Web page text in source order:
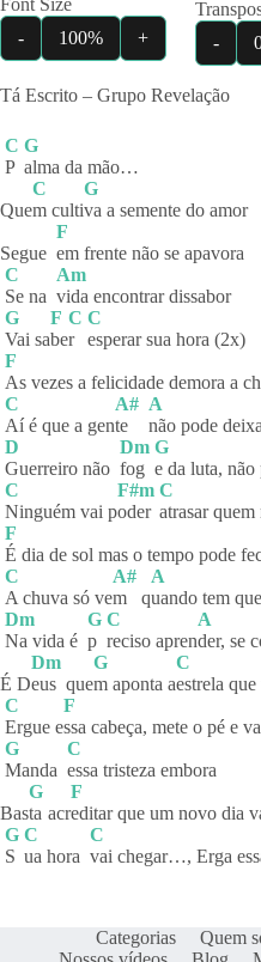
-
100% +
-
Tá Escrito – Grupo Revelação
C
P
G
alma da mão…
Que
C
m culti
G
va a semente do amor
Segue
F
em frente não se apavora
C
Se na
Am
vida encontrar dissabor
G
Vai sa
F
be
C
r
C
esperar sua hora (2x)
F
As vezes a felicidade demora a
C
Aí é que a gen
A#
te
A
não pode
D
Guerreiro não
Dm
fog
G
e da luta, não
C
Ninguém vai p
F#m
oder
C
atrasar
F
É dia de sol mas o tempo pode
C
A chuva só ve
A#
m
q
A
uando tem
Dm
Na vida é
G
p
C
reciso apren
A
der, se
É D
Dm
eus que
G
m aponta a
C
estrela
C
Ergue e
F
ssa cabeça, mete o pé e
G
Manda
C
essa tristeza embora
Bas
G
ta acr
F
editar que um novo dia
G
S
C
ua hora
C
vai chegar…, Erga
Categorias Quem